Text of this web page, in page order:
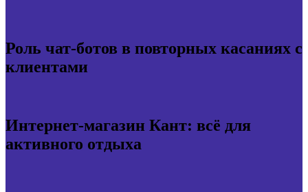
Роль чат-ботов в повторных касаниях с
клиентами
Интернет-магазин Кант: всё для
активного отдыха